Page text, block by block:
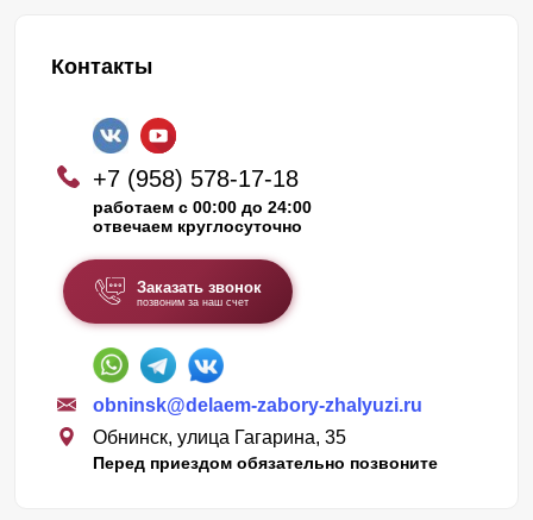
Контакты
+7 (958) 578-17-18
работаем с 00:00 до 24:00
отвечаем круглосуточно
Заказать звонок
позвоним за наш счет
obninsk@delaem-zabory-zhalyuzi.ru
Обнинск, улица Гагарина, 35
Перед приездом обязательно позвоните